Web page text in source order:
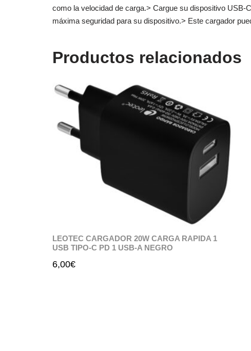
como la velocidad de carga.> Cargue su dispositivo
máxima seguridad para su dispositivo.> Este cargador
Productos relacionados
LEOTEC CARGADOR 20W CARGA RAPIDA 1
USB TIPO-C PD 1 USB-A NEGRO
6,00€